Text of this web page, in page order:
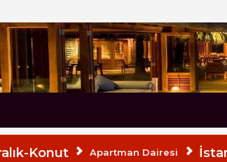
Konut Apartman Dairesi